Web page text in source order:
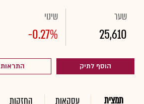
שער
25,610
שינוי
-0.27%
הוסף לתיק התראות
תמצית עסקאות החזקות